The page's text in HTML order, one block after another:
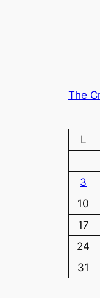
The
L
3
10
17
24
31